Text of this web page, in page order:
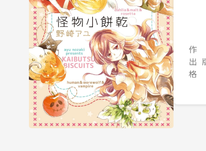
出
格